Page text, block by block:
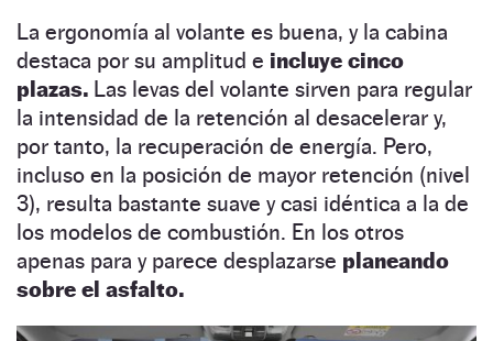
La ergonomía al volante es buena, y la cabina
destaca por su amplitud e incluye cinco
plazas. Las levas del volante sirven para regular
la intensidad de la retención al desacelerar y,
por tanto, la recuperación de energía. Pero,
incluso en la posición de mayor retención (nivel
3), resulta bastante suave y casi idéntica a la de
los modelos de combustión. En los otros
apenas para y parece desplazarse planeando
sobre el asfalto.